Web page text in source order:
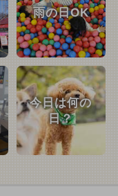
雨の日OK
今日は何の
日？